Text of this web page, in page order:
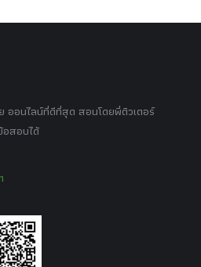
ออนไลน์ที่ดีที่สุด สอนโดยพี่ติวเตอร์
อสอบได้